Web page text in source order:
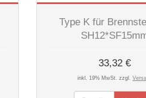
Type K für
33,32 €
inkl. 19% MwSt. zzgl.